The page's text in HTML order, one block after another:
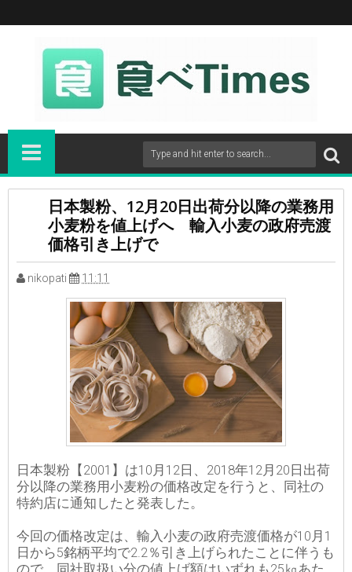
日本製粉、12月20日出荷分以降の業務用
小麦粉を値上げへ 輸入小麦の政府売渡
価格引き上げで
nikopati 11:11
日本製粉【2001】は10月12日、2018年12月20日出荷
分以降の業務用小麦粉の価格改定を行うと、同社の
特約店に通知したと発表した。
今回の価格改定は、輸入小麦の政府売渡価格が10月1
日から5銘柄平均で2.2％引き上げられたことに伴うも